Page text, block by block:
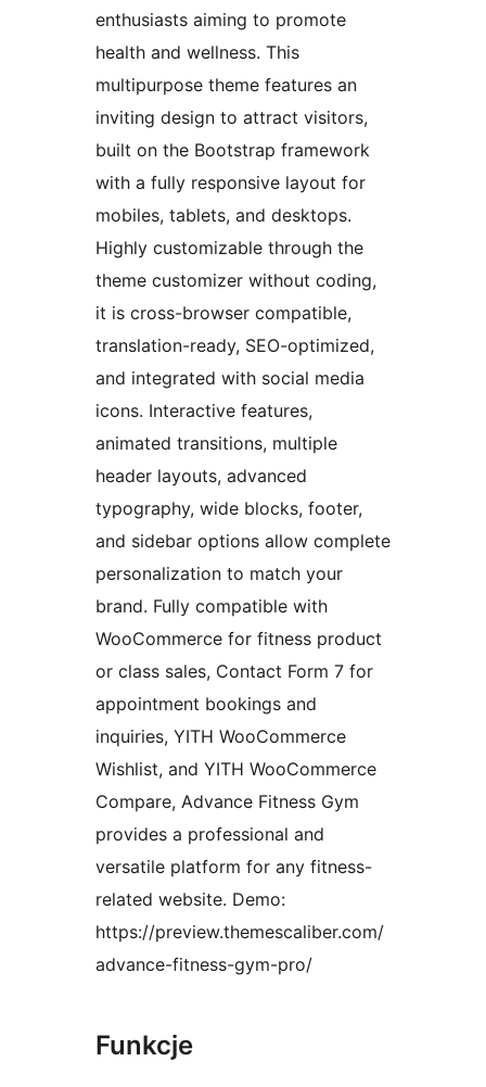
enthusiasts aiming to promote
health and wellness. This
multipurpose theme features an
inviting design to attract visitors,
built on the Bootstrap framework
with a fully responsive layout for
mobiles, tablets, and desktops.
Highly customizable through the
theme customizer without coding,
it is cross-browser compatible,
translation-ready, SEO-optimized,
and integrated with social media
icons. Interactive features,
animated transitions, multiple
header layouts, advanced
typography, wide blocks, footer,
and sidebar options allow complete
personalization to match your
brand. Fully compatible with
WooCommerce for fitness product
or class sales, Contact Form 7 for
appointment bookings and
inquiries, YITH WooCommerce
Wishlist, and YITH WooCommerce
Compare, Advance Fitness Gym
provides a professional and
versatile platform for any fitness-
related website. Demo:
https://preview.themescaliber.com/
advance-fitness-gym-pro/
Funkcje